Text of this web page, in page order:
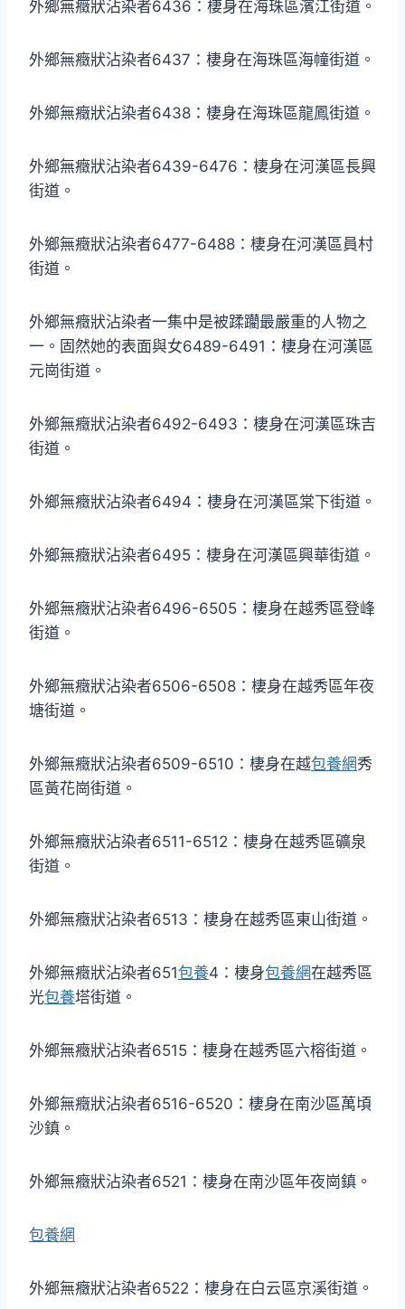
外鄉無癥狀沾染者6436：棲身在海珠區濱江街道。
外鄉無癥狀沾染者6437：棲身在海珠區海幢街道。
外鄉無癥狀沾染者6438：棲身在海珠區龍鳳街道。
外鄉無癥狀沾染者6439-6476：棲身在河漢區長興
街道。
外鄉無癥狀沾染者6477-6488：棲身在河漢區員村
街道。
外鄉無癥狀沾染者一集中是被蹂躪最嚴重的人物之
一。固然她的表面與女6489-6491：棲身在河漢區
元崗街道。
外鄉無癥狀沾染者6492-6493：棲身在河漢區珠吉
街道。
外鄉無癥狀沾染者6494：棲身在河漢區棠下街道。
外鄉無癥狀沾染者6495：棲身在河漢區興華街道。
外鄉無癥狀沾染者6496-6505：棲身在越秀區登峰
街道。
外鄉無癥狀沾染者6506-6508：棲身在越秀區年夜
塘街道。
外鄉無癥狀沾染者6509-6510：棲身在越包養網秀
區黃花崗街道。
外鄉無癥狀沾染者6511-6512：棲身在越秀區礦泉
街道。
外鄉無癥狀沾染者6513：棲身在越秀區東山街道。
外鄉無癥狀沾染者651包養4：棲身包養網在越秀區
光包養塔街道。
外鄉無癥狀沾染者6515：棲身在越秀區六榕街道。
外鄉無癥狀沾染者6516-6520：棲身在南沙區萬頃
沙鎮。
外鄉無癥狀沾染者6521：棲身在南沙區年夜崗鎮。
包養網
外鄉無癥狀沾染者6522：棲身在白云區京溪街道。